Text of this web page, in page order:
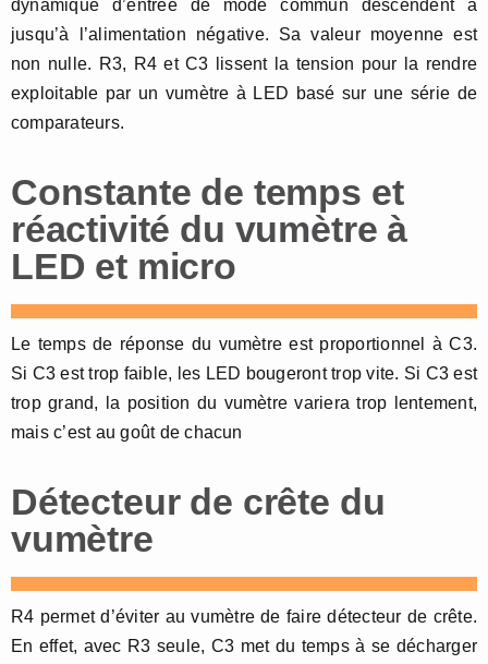
dynamique d’entrée de mode commun descendent à
jusqu’à l’alimentation négative. Sa valeur moyenne est
non nulle. R3, R4 et C3 lissent la tension pour la rendre
exploitable par un vumètre à LED basé sur une série de
comparateurs.
Constante de temps et
réactivité du vumètre à
LED et micro
Le temps de réponse du vumètre est proportionnel à C3.
Si C3 est trop faible, les LED bougeront trop vite. Si C3 est
trop grand, la position du vumètre variera trop lentement,
mais c’est au goût de chacun
Détecteur de crête du
vumètre
R4 permet d’éviter au vumètre de faire détecteur de crête.
En effet, avec R3 seule, C3 met du temps à se décharger